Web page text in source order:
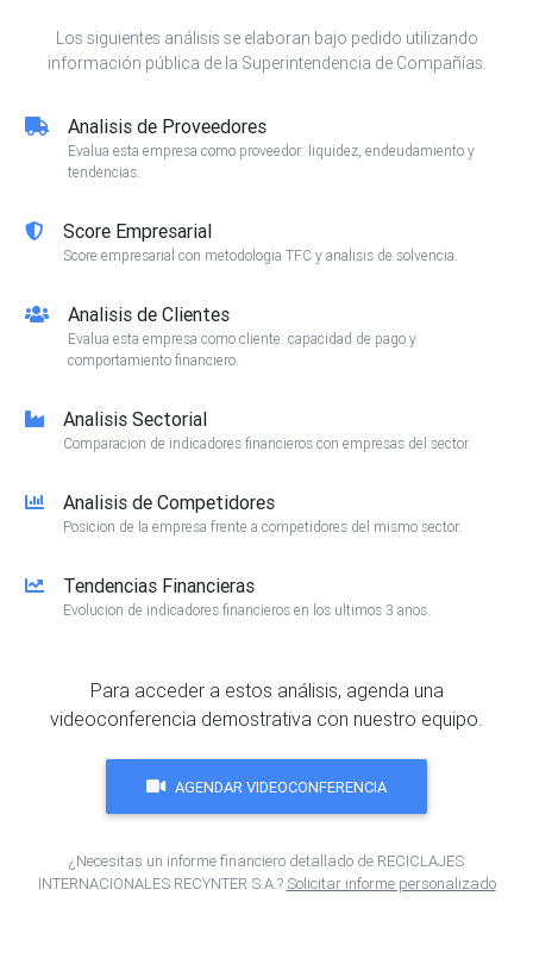
Los siguientes análisis se elaboran bajo pedido utilizando
información pública de la Superintendencia de Compañías.
Analisis de Proveedores
Evalua esta empresa como proveedor: liquidez, endeudamiento y
tendencias.
Score Empresarial
Score empresarial con metodologia TFC y analisis de solvencia.
Analisis de Clientes
Evalua esta empresa como cliente: capacidad de pago y
comportamiento financiero.
Analisis Sectorial
Comparacion de indicadores financieros con empresas del sector.
Analisis de Competidores
Posicion de la empresa frente a competidores del mismo sector.
Tendencias Financieras
Evolucion de indicadores financieros en los ultimos 3 anos.
Para acceder a estos análisis, agenda una
videoconferencia demostrativa con nuestro equipo.
AGENDAR VIDEOCONFERENCIA
¿Necesitas un informe financiero detallado de RECICLAJES
INTERNACIONALES RECYNTER S.A.? Solicitar informe personalizado